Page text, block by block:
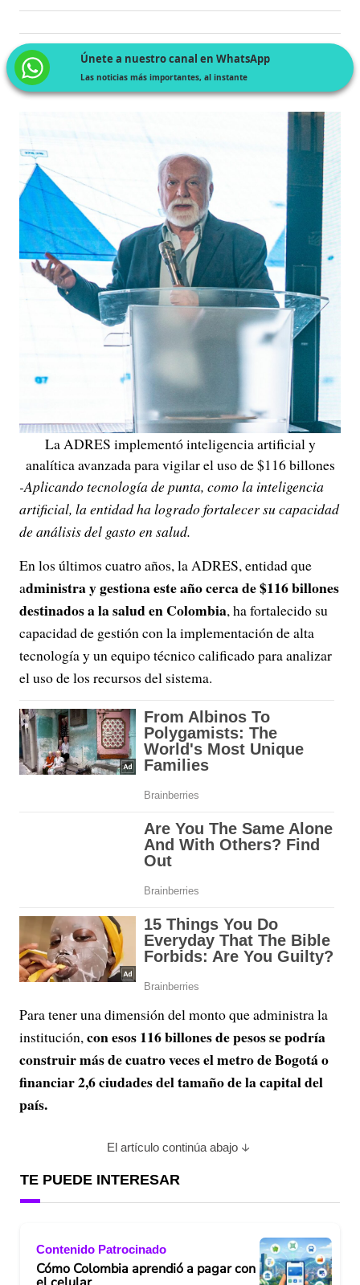
Únete a nuestro canal en WhatsApp
Las noticias más importantes, al instante
La ADRES implementó inteligencia artificial y
analítica avanzada para vigilar el uso de $116 billones
-Aplicando tecnología de punta, como la inteligencia
artificial, la entidad ha logrado fortalecer su capacidad
de análisis del gasto en salud.
En los últimos cuatro años, la ADRES, entidad que
administra y gestiona este año cerca de $116 billones
destinados a la salud en Colombia, ha fortalecido su
capacidad de gestión con la implementación de alta
tecnología y un equipo técnico calificado para analizar
el uso de los recursos del sistema.
Para tener una dimensión del monto que administra la
institución,con esos 116 billones de pesos se podría
construir más de cuatro veces el metro de Bogotá o
financiar 2,6 ciudades del tamaño de la capital del
país.
El artículo continúa abajo
TE PUEDE INTERESAR
Contenido Patrocinado
Cómo Colombia aprendió a pagar con